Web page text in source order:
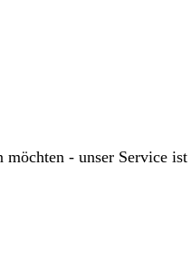
- unser Service